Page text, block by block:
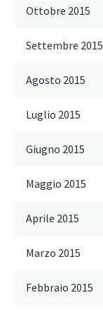
Ottobre 2015
Settembre 2015
Agosto 2015
Luglio 2015
Giugno 2015
Maggio 2015
Aprile 2015
Marzo 2015
Febbraio 2015